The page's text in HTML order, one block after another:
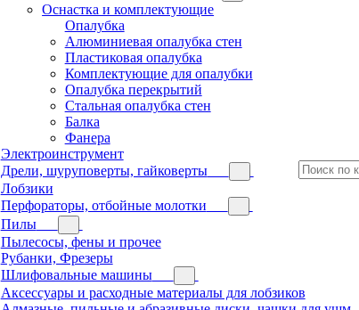
Оснастка и комплектующие
Опалубка
Алюминиевая опалубка стен
Пластиковая опалубка
Комплектующие для опалубки
Опалубка перекрытий
Стальная опалубка стен
Балка
Фанера
Электроинструмент
Дрели, шуруповерты, гайковерты
Лобзики
Перфораторы, отбойные молотки
Пилы
Пылесосы, фены и прочее
Рубанки, Фрезеры
Шлифовальные машины
Аксессуары и расходные материалы для лобзиков